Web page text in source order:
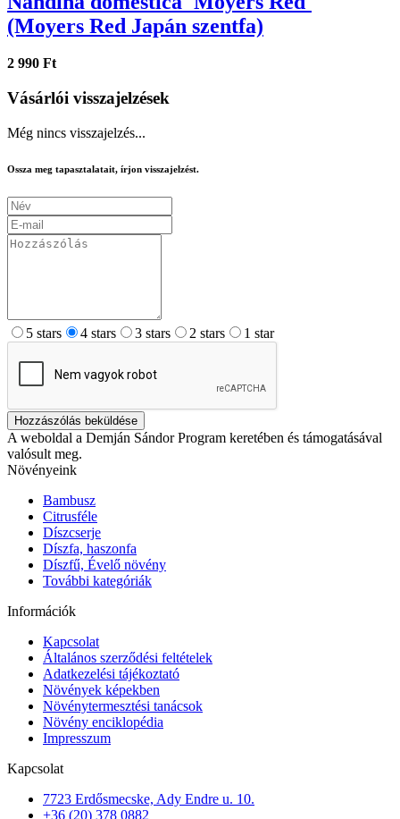
(Moyers Red Japán szentfa)
2 990 Ft
Vásárlói visszajelzések
Még nincs visszajelzés...
Ossza meg tapasztalatait, írjon visszajelzést.
5 stars 4 stars 3 stars 2 stars 1 star
Hozzászólás beküldése
A weboldal a Demján Sándor Program keretében és támogatásával
valósult meg.
Növényeink
Bambusz
Citrusféle
Díszcserje
Díszfa, haszonfa
Díszfű, Évelő növény
További kategóriák
Információk
Kapcsolat
Általános szerződési feltételek
Adatkezelési tájékoztató
Növények képekben
Növénytermesztési tanácsok
Növény enciklopédia
Impresszum
Kapcsolat
7723 Erdősmecske, Ady Endre u. 10.
+36 (20) 378 0882